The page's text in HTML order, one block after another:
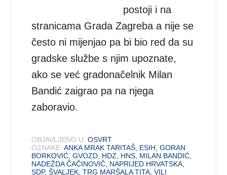
postoji i na
stranicama Grada Zagreba a nije se
često ni mijenjao pa bi bio red da su
gradske službe s njim upoznate,
ako se već gradonačelnik Milan
Bandić zaigrao pa na njega
zaboravio.
OBJAVLJENO U: OSVRT
OZNAKE: ANKA MRAK TARITAŠ ESIH ,GORAN
BORKOVIĆ ,GVOZD HDZ HNS MILAN BANDIĆ
NADEŽDA ČAČINOVIČ NAPRIJED HRVATSKA
SDP,ŠVALJEK ,TRG MARŠALA TITA ,VILI